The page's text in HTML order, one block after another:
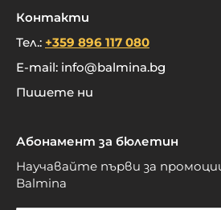
Контакти
Тел.: +359 896 117 080
E-mail: info@balmina.bg
Пишете ни
Абонамент за бюлетин
Научавайте първи за
Balmina